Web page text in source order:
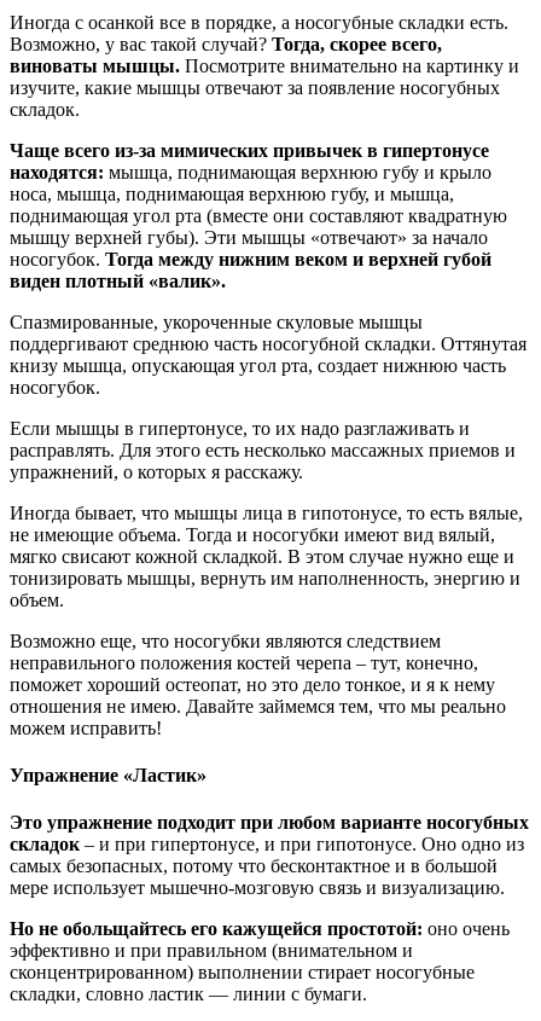
Иногда с осанкой все в порядке, а носогубные складки есть.
Возможно, у вас такой случай? Тогда, скорее всего,
виноваты мышцы. Посмотрите внимательно на картинку и
изучите, какие мышцы отвечают за появление носогубных
складок.
Чаще всего из-за мимических привычек в гипертонусе
находятся: мышца, поднимающая верхнюю губу и крыло
носа, мышца, поднимающая верхнюю губу, и мышца,
поднимающая угол рта (вместе они составляют квадратную
мышцу верхней губы). Эти мышцы «отвечают» за начало
носогубок. Тогда между нижним веком и верхней губой
виден плотный «валик».
Спазмированные, укороченные скуловые мышцы
поддергивают среднюю часть носогубной складки. Оттянутая
книзу мышца, опускающая угол рта, создает нижнюю часть
носогубок.
Если мышцы в гипертонусе, то их надо разглаживать и
расправлять. Для этого есть несколько массажных приемов и
упражнений, о которых я расскажу.
Иногда бывает, что мышцы лица в гипотонусе, то есть вялые,
не имеющие объема. Тогда и носогубки имеют вид вялый,
мягко свисают кожной складкой. В этом случае нужно еще и
тонизировать мышцы, вернуть им наполненность, энергию и
объем.
Возможно еще, что носогубки являются следствием
неправильного положения костей черепа – тут, конечно,
поможет хороший остеопат, но это дело тонкое, и я к нему
отношения не имею. Давайте займемся тем, что мы реально
можем исправить!
Упражнение «Ластик»
Это упражнение подходит при любом варианте носогубных
складок – и при гипертонусе, и при гипотонусе. Оно одно из
самых безопасных, потому что бесконтактное и в большой
мере использует мышечно-мозговую связь и визуализацию.
Но не обольщайтесь его кажущейся простотой: оно очень
эффективно и при правильном (внимательном и
сконцентрированном) выполнении стирает носогубные
складки, словно ластик — линии с бумаги.